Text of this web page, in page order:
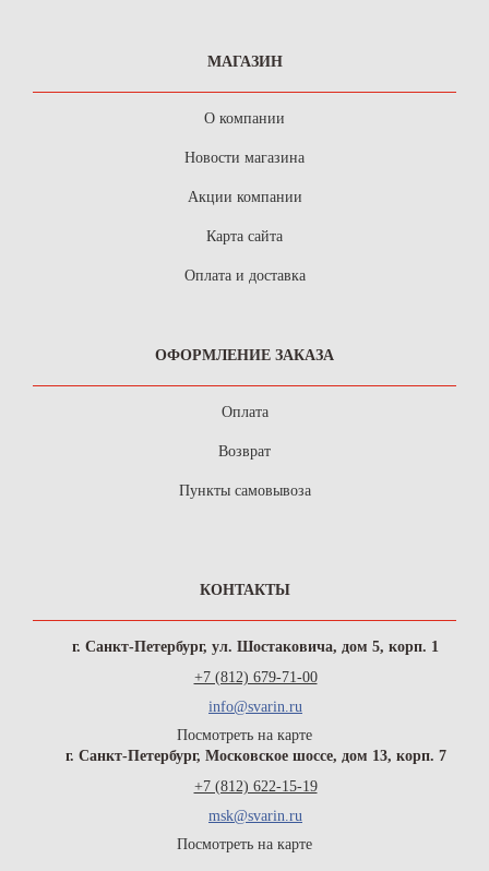
МАГАЗИН
О компании
Новости магазина
Акции компании
Карта сайта
Оплата и доставка
ОФОРМЛЕНИЕ ЗАКАЗА
Оплата
Возврат
Пункты самовывоза
КОНТАКТЫ
г. Санкт-Петербург, ул. Шостаковича, дом 5, корп. 1
+7 (812) 679-71-00
info@svarin.ru
Посмотреть на карте
г. Санкт-Петербург, Московское шоссе, дом 13, корп. 7
+7 (812) 622-15-19
msk@svarin.ru
Посмотреть на карте